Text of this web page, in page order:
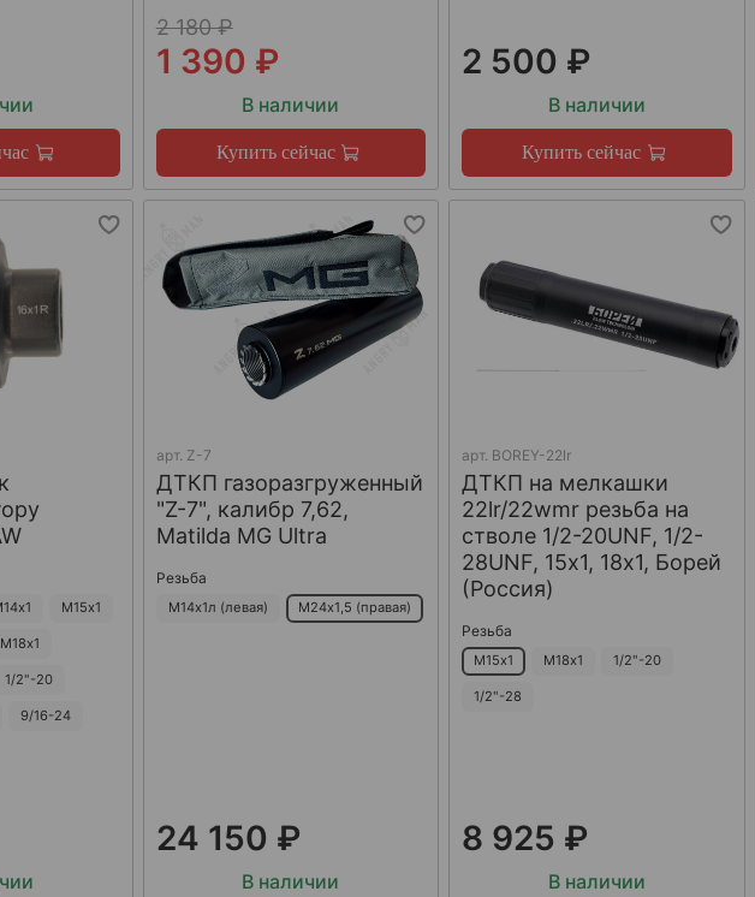
2 180 ₽
1 390 ₽
В наличии
Купить сейчас
2 500 ₽
В наличии
Купить сейчас
М15х1
М18х1
1/2"-20
9/16-24
арт. Z-7
ДТКП газоразгруженный
"Z-7", калибр 7,62,
Matilda MG Ultra
Резьба
М14х1л (левая) М24х1,5 (правая)
24 150 ₽
В наличии
арт. BOREY-22lr
ДТКП на мелкашки
22lr/22wmr резьба на
стволе 1/2-20UNF, 1/2-
28UNF, 15х1, 18х1, Борей
(Россия)
Резьба
М15х1 М18х1 1/2"-20
1/2"-28
8 925 ₽
В наличии